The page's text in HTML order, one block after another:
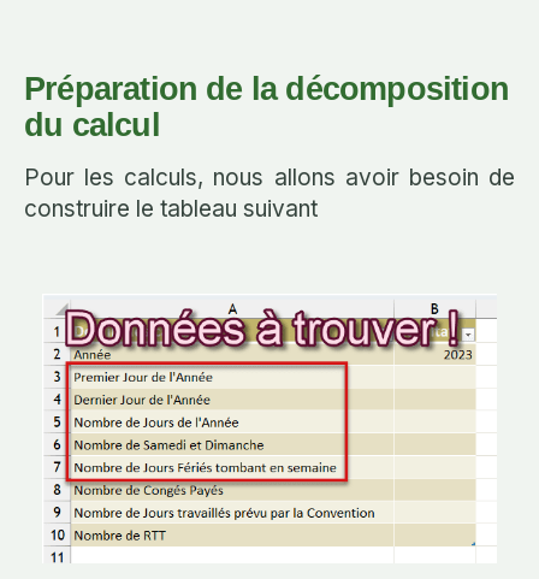
Préparation de la décomposition
du calcul
Pour les calculs, nous allons avoir besoin de
construire le tableau suivant